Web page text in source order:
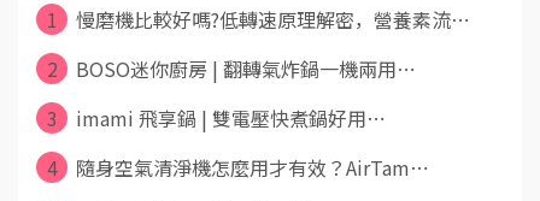
1
慢磨機比較好嗎?低轉速原理解密，營養素流⋯
2
BOSO迷你廚房 | 翻轉氣炸鍋一機兩用⋯
3
imami 飛享鍋 | 雙電壓快煮鍋好用⋯
4
隨身空氣清淨機怎麼用才有效？AirTam⋯